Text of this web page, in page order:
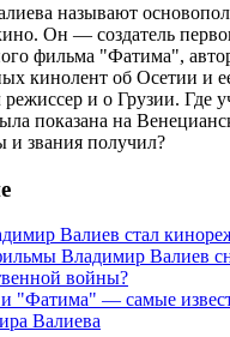
называют
Он — создатель
фильма "Фатима",
кинолент об Осетии и
и о Грузии. Где
показана на
и звания получил?
Валиев стал
Владимир Валиев
войны?
"Фатима" — самые
Валиева